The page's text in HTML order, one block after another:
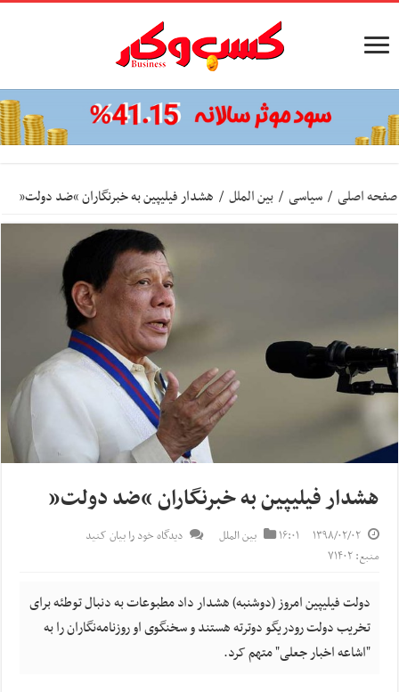
صفحه اصلی / سیاسی / بین الملل / هشدار فیلیپین به خبرنگاران “ضد دولت”
هشدار فیلیپین به خبرنگاران “ضد دولت”
۱۳۹۸/۰۲/۰۲ ۱۶:۰۱ بین الملل
دیدگاه خود را بیان کنید
منبع: ۷۱۴۰۲
دولت فیلیپین امروز (دوشنبه) هشدار داد مطبوعات به دنبال توطئه برای
تخریب دولت رودریگو دوترته هستند و سخنگوی او روزنامه‌نگاران را به
"اشاعه اخبار جعلی" متهم کرد.